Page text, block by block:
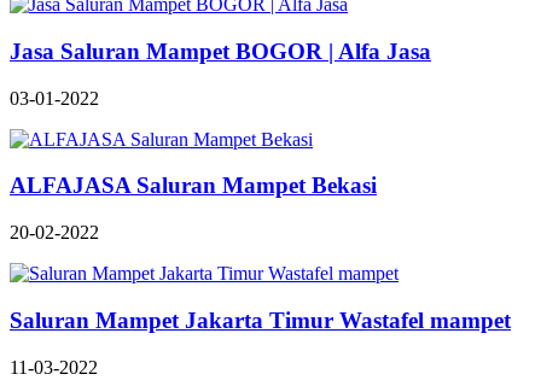
Jasa Saluran Mampet BOGOR | Alfa Jasa
03-01-2022
ALFAJASA Saluran Mampet Bekasi
20-02-2022
Saluran Mampet Jakarta Timur Wastafel mampet
11-03-2022